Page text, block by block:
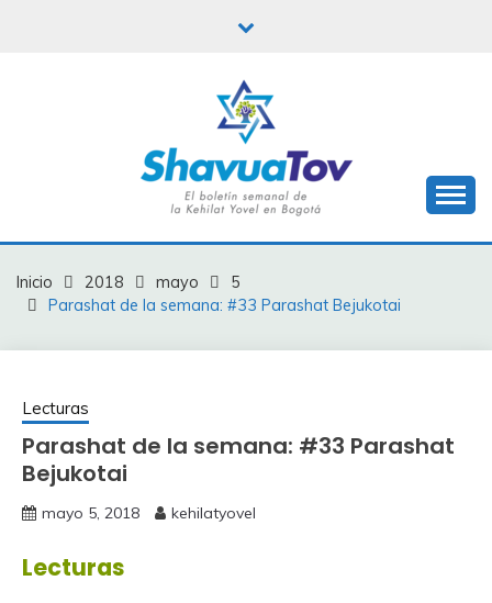
BOLETÍN SHAVUA
TOV
Inicio 2018 mayo
5
Parashat de la semana: #33 Parashat Bejukotai
Lecturas
Parashat de la semana: #33 Parashat
Bejukotai
mayo 5, 2018 kehilatyovel
Lecturas